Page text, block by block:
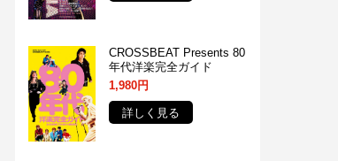
CROSSBEAT Presents 80
年代洋楽完全ガイド
1,980円
詳しく見る